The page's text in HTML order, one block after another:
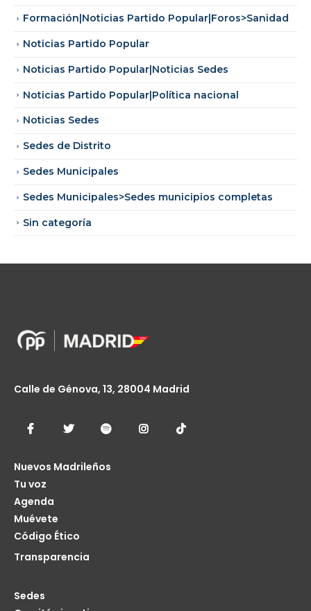
Formación|Noticias Partido Popular|Foros>Sanidad
Noticias Partido Popular
Noticias Partido Popular|Noticias Sedes
Noticias Partido Popular|Política nacional
Noticias Sedes
Sedes de Distrito
Sedes Municipales
Sedes Municipales>Sedes municipios completas
Sin categoría
Calle de Génova, 13, 28004 Madrid
Nuevos Madrileños
Tu voz
Agenda
Muévete
Código Ético
Transparencia
Sedes